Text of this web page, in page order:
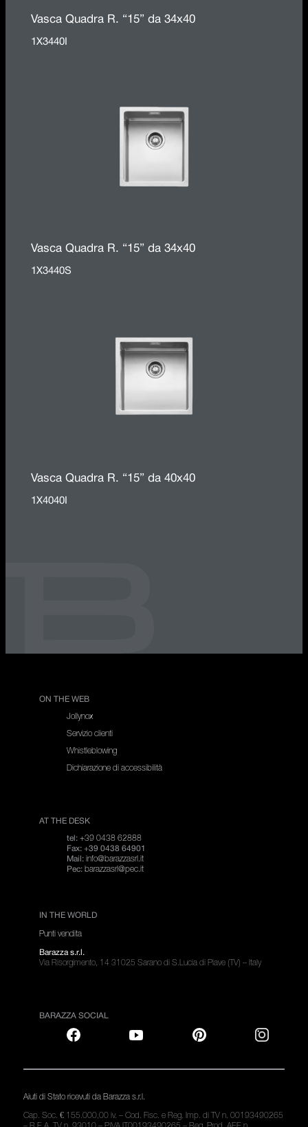
Vasca Quadra R. “15” da 34x40
1X3440I
Vasca Quadra R. “15” da 34x40
1X3440S
Vasca Quadra R. “15” da 40x40
1X4040I
ON THE WEB
Jollynox
Servizio clienti
Whistleblowing
Dichiarazione di accessibilità
AT THE DESK
tel: +39 0438 62888
Fax: +39 0438 64901
Mail: info@barazzasrl.it
Pec: barazzasrl@pec.it
IN THE WORLD
Punti vendita
Barazza s.r.l.
Via Risorgimento, 14 31025 Sarano di S.Lucia di Piave (TV) – Italy
BARAZZA SOCIAL
Aiuti di Stato ricevuti da Barazza s.r.l.
Cap. Soc. € 155.000,00 iv. – Cod. Fisc. e Reg. Imp. di TV n. 00193490265